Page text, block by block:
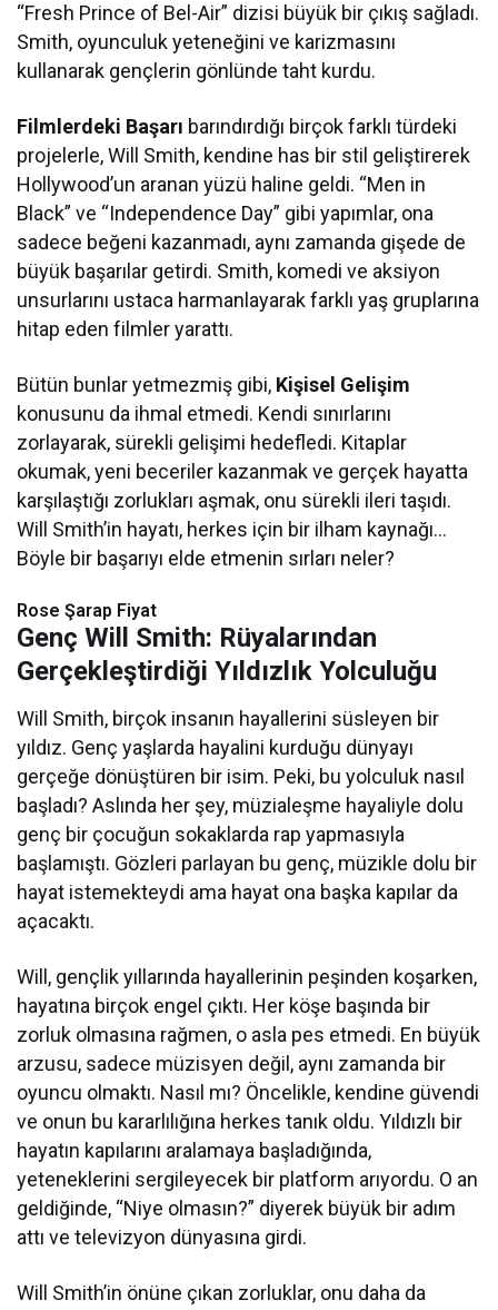
“Fresh Prince of Bel-Air” dizisi büyük bir çıkış sağladı.
Smith, oyunculuk yeteneğini ve karizmasını
kullanarak gençlerin gönlünde taht kurdu.
Filmlerdeki Başarı barındırdığı birçok farklı türdeki
projelerle, Will Smith, kendine has bir stil geliştirerek
Hollywood’un aranan yüzü haline geldi. “Men in
Black” ve “Independence Day” gibi yapımlar, ona
sadece beğeni kazanmadı, aynı zamanda gişede de
büyük başarılar getirdi. Smith, komedi ve aksiyon
unsurlarını ustaca harmanlayarak farklı yaş gruplarına
hitap eden filmler yarattı.
Bütün bunlar yetmezmiş gibi, Kişisel Gelişim
konusunu da ihmal etmedi. Kendi sınırlarını
zorlayarak, sürekli gelişimi hedefledi. Kitaplar
okumak, yeni beceriler kazanmak ve gerçek hayatta
karşılaştığı zorlukları aşmak, onu sürekli ileri taşıdı.
Will Smith’in hayatı, herkes için bir ilham kaynağı…
Böyle bir başarıyı elde etmenin sırları neler?
Rose Şarap Fiyat
Genç Will Smith: Rüyalarından
Gerçekleştirdiği Yıldızlık Yolculuğu
Will Smith, birçok insanın hayallerini süsleyen bir
yıldız. Genç yaşlarda hayalini kurduğu dünyayı
gerçeğe dönüştüren bir isim. Peki, bu yolculuk nasıl
başladı? Aslında her şey, müzialeşme hayaliyle dolu
genç bir çocuğun sokaklarda rap yapmasıyla
başlamıştı. Gözleri parlayan bu genç, müzikle dolu bir
hayat istemekteydi ama hayat ona başka kapılar da
açacaktı.
Will, gençlik yıllarında hayallerinin peşinden koşarken,
hayatına birçok engel çıktı. Her köşe başında bir
zorluk olmasına rağmen, o asla pes etmedi. En büyük
arzusu, sadece müzisyen değil, aynı zamanda bir
oyuncu olmaktı. Nasıl mı? Öncelikle, kendine güvendi
ve onun bu kararlılığına herkes tanık oldu. Yıldızlı bir
hayatın kapılarını aralamaya başladığında,
yeteneklerini sergileyecek bir platform arıyordu. O an
geldiğinde, “Niye olmasın?” diyerek büyük bir adım
attı ve televizyon dünyasına girdi.
Will Smith’in önüne çıkan zorluklar, onu daha da